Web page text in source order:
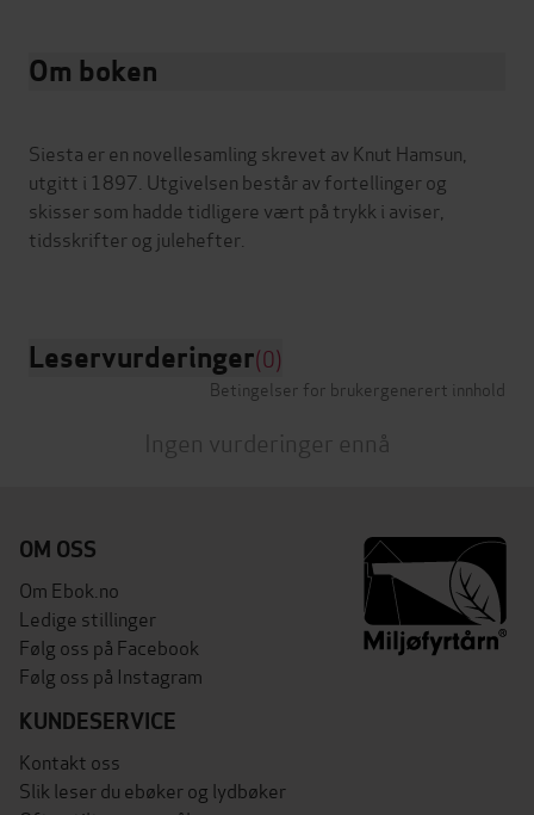
Om boken
Siesta er en novellesamling skrevet av Knut Hamsun,
utgitt i 1897. Utgivelsen består av fortellinger og
skisser som hadde tidligere vært på trykk i aviser,
tidsskrifter og julehefter.
Leservurderinger(0)
Betingelser for brukergenerert innhold
Ingen vurderinger ennå
OM OSS
Om Ebok.no
Ledige stillinger
Følg oss på Facebook
Følg oss på Instagram
KUNDESERVICE
Kontakt oss
Slik leser du ebøker og lydbøker